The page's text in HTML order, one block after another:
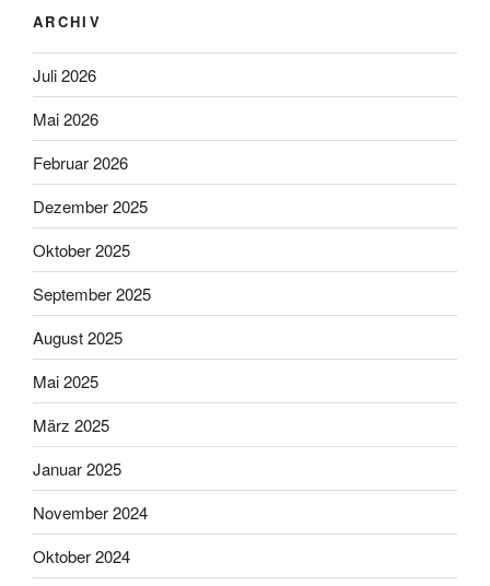
ARCHIV
Juli 2026
Mai 2026
Februar 2026
Dezember 2025
Oktober 2025
September 2025
August 2025
Mai 2025
März 2025
Januar 2025
November 2024
Oktober 2024